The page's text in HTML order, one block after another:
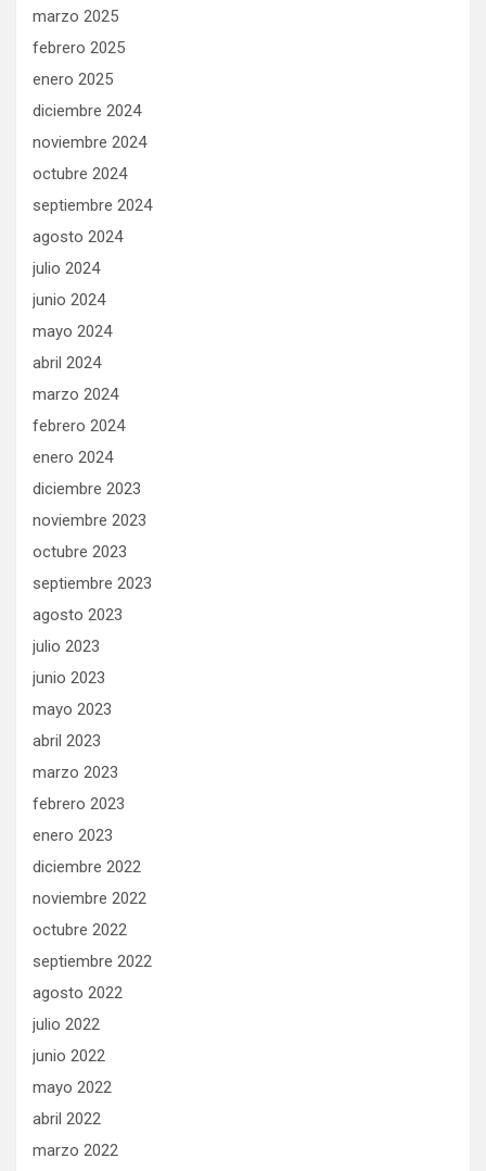
marzo 2025
febrero 2025
enero 2025
diciembre 2024
noviembre 2024
octubre 2024
septiembre 2024
agosto 2024
julio 2024
junio 2024
mayo 2024
abril 2024
marzo 2024
febrero 2024
enero 2024
diciembre 2023
noviembre 2023
octubre 2023
septiembre 2023
agosto 2023
julio 2023
junio 2023
mayo 2023
abril 2023
marzo 2023
febrero 2023
enero 2023
diciembre 2022
noviembre 2022
octubre 2022
septiembre 2022
agosto 2022
julio 2022
junio 2022
mayo 2022
abril 2022
marzo 2022